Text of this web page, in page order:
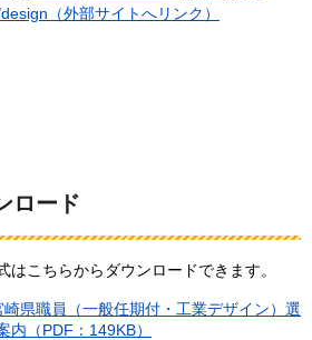
（外部サイトへリンク）
ロード
はこちらからダウンロードできます。
県職員（一般任期付・工業デザイン）選
内（PDF：149KB）